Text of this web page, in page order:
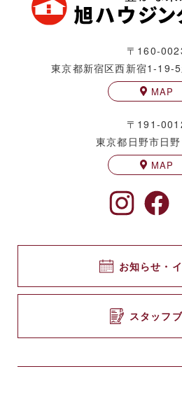
〒160-
東京都新宿区西新宿1-19-5
MAP
〒191-
東京都日野市日
MAP
お知らせ・
スタッフ